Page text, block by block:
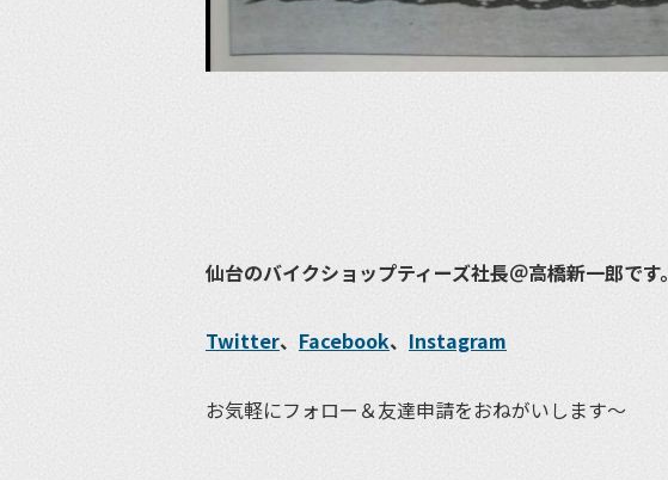
仙台のバイクショップティーズ社長＠高橋新一郎です。
Twitter、 Facebook、 Instagram
お気軽にフォロー＆友達申請をおねがいします〜